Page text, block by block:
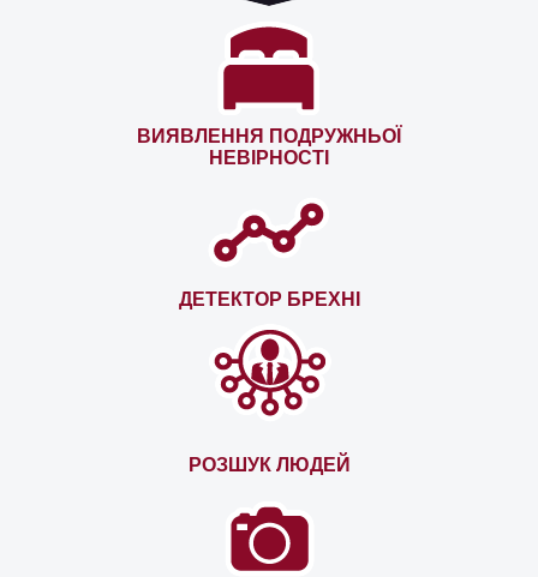
ВИЯВЛЕННЯ ПОДРУЖНЬОЇ
НЕВІРНОСТІ
ДЕТЕКТОР БРЕХНІ
РОЗШУК ЛЮДЕЙ